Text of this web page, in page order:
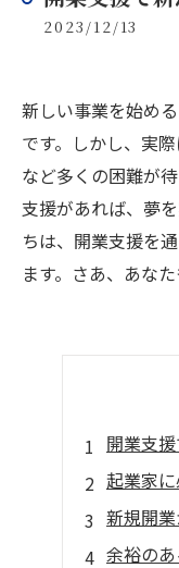
2023/12/13
新しい事業を始め
です。しかし、実
など多くの困難が
支援があれば、夢
ちは、開業支援を
ます。さあ、あな
開業支
起業家
新規開
余裕の